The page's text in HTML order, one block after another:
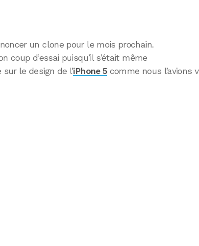
un clone pour le mois prochain.
coup d’essai puisqu’il s’était même
le design de l’iPhone 5comme nous l’avions